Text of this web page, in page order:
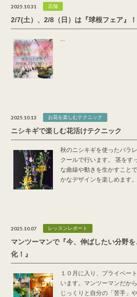
2025.10.31 店舗
2/7(土）、2/8（日）は『球根フェア』
...
2025.10.13 お花を楽しむテクニック
ニシキギで楽しむ花活けテクニック
秋のニシキギを使ったパラ
クールで行います。 茎をす
な曲線や動きを生かすこと
かなデザインを楽しめます。
2025.10.07 レッスンレポート
マンツーマンで『今、伸ばしたい分野
化！』
１０月に入り、プライベー
います。マンツーマンだか
じっくりと自分の「苦手」